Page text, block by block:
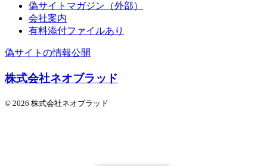
偽サイトマガジン（外部）
会社案内
有料添付ファイルあり
偽サイトの情報公開
株式会社ネオブラッド
© 2026 株式会社ネオブラッド